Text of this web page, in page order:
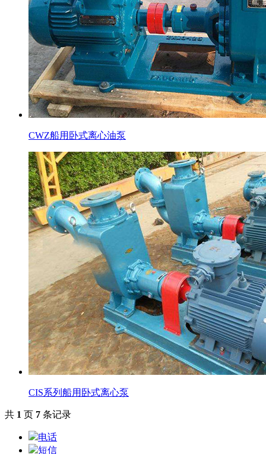
CWZ船用卧式离心油泵
CIS系列船用卧式离心泵
共 1 页 7 条记录
电话
短信